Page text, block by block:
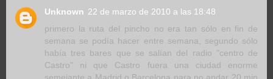
Unknown 22 de marzo de 2010 a las 18:48
primero la ruta del pincho no era tan sólo en fin de
semana se podía hacer entre semana, segundo sólo
había tres bares que se salían del radio "centro de
Castro" ni que Castro fuera una ciudad enorme